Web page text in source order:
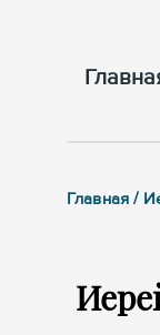
Главная /